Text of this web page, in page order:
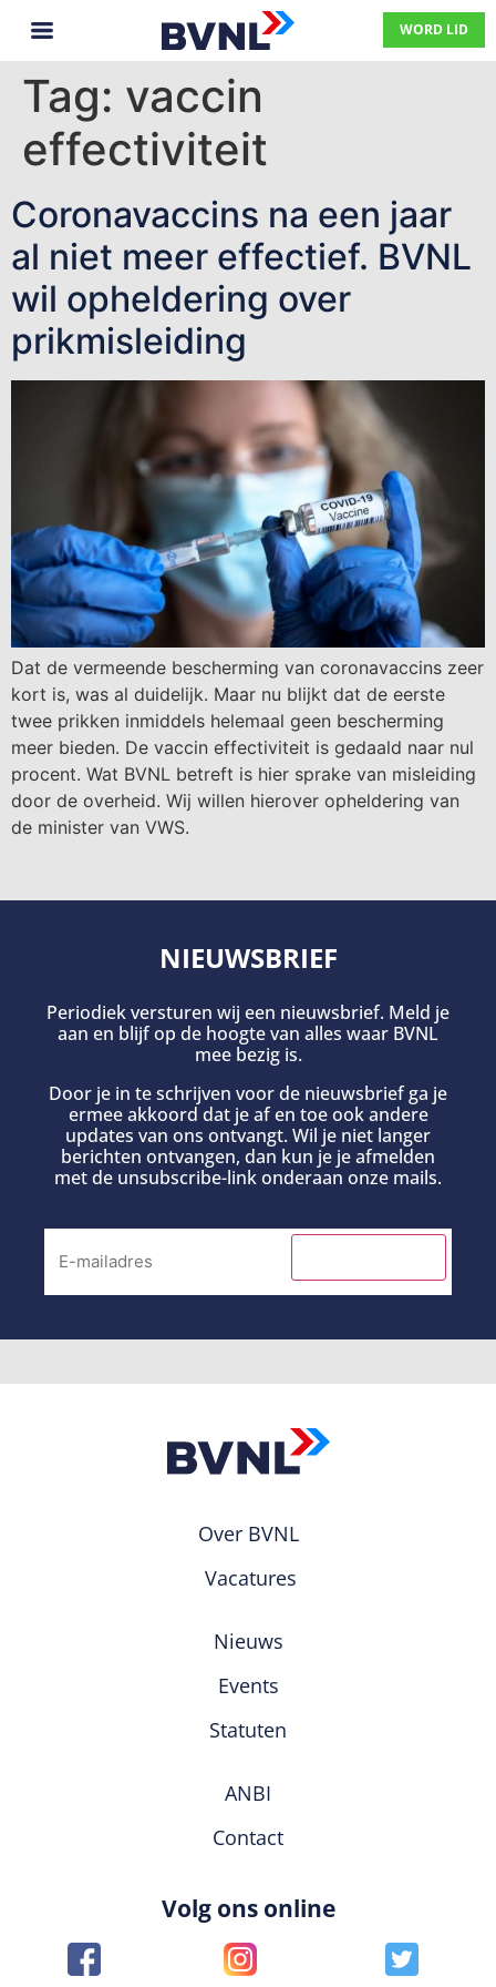
WORD LID
Tag: vaccin
effectiviteit
Coronavaccins na een jaar
al niet meer effectief. BVNL
wil opheldering over
prikmisleiding
Dat de vermeende bescherming van coronavaccins zeer
kort is, was al duidelijk. Maar nu blijkt dat de eerste
twee prikken inmiddels helemaal geen bescherming
meer bieden. De vaccin effectiviteit is gedaald naar nul
procent. Wat BVNL betreft is hier sprake van misleiding
door de overheid. Wij willen hierover opheldering van
de minister van VWS.
NIEUWSBRIEF
Periodiek versturen wij een nieuwsbrief. Meld je
aan en blijf op de hoogte van alles waar BVNL
mee bezig is.
Door je in te schrijven voor de nieuwsbrief ga je
ermee akkoord dat je af en toe ook andere
updates van ons ontvangt. Wil je niet langer
berichten ontvangen, dan kun je je afmelden
met de unsubscribe-link onderaan onze mails.
Over BVNL
Vacatures
Nieuws
Events
Statuten
ANBI
Contact
Volg ons online